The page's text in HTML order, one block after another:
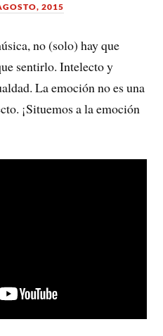
2015
no (solo) hay que
sentirlo. Intelecto y
La emoción no es una
¡Situemos a la emoción